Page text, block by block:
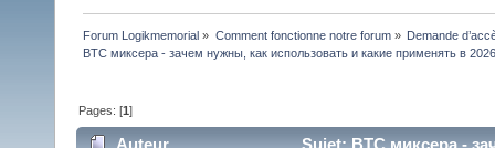
Forum Logikmemorial » Comment fonctionne notre forum» Demande
BTC миксера - зачем нужны, как использовать и какие применять в
Pages: [1]